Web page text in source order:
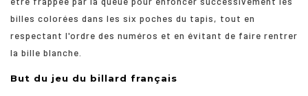
billes colorées dans les six poches du tapis, tout en
respectant l'ordre des numéros et en évitant de faire rentrer
la bille blanche.
But du jeu du billard français